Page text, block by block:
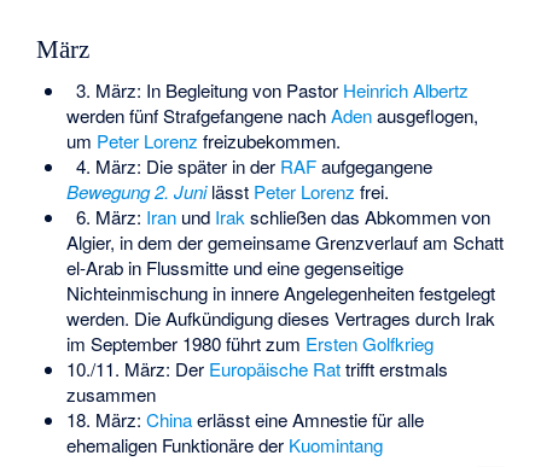
März
3. März: In Begleitung von Pastor Heinrich Albertz
werden fünf Strafgefangene nachAdenausgeflogen,
um Peter Lorenz freizubekommen.
4. März: Die später in der RAFaufgegangene
Bewegung 2. Junilässt Peter Lorenz frei.
6. März: Iranund Irakschließen das Abkommen von
Algier, in dem der gemeinsame Grenzverlauf am Schatt
el-Arab in Flussmitte und eine gegenseitige
Nichteinmischung in innere Angelegenheiten festgelegt
werden. Die Aufkündigung dieses Vertrages durch Irak
im September 1980 führt zum Ersten Golfkrieg
10./11. März: Der Europäische Rattrifft erstmals
zusammen
18. März: Chinaerlässt eine Amnestie für alle
ehemaligen Funktionäre der Kuomintang